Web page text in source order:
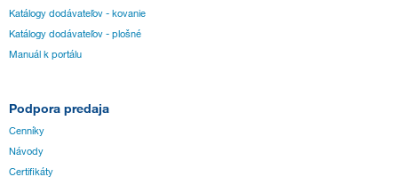
Katálogy dodávateľov - kovanie
Katálogy dodávateľov - plošné
Manuál k portálu
Podpora predaja
Cenníky
Návody
Certifikáty